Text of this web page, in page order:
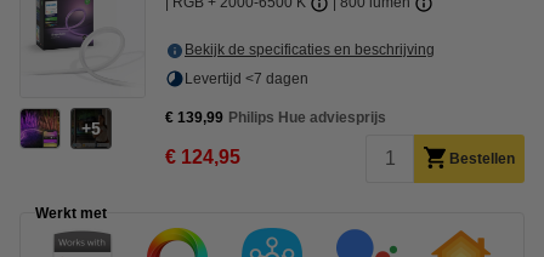
5
Bekijk de specificaties en beschrijving
Levertijd <7 dagen
€ 139,99 Philips Hue adviesprijs
€ 124,95 Bestellen
Werkt met